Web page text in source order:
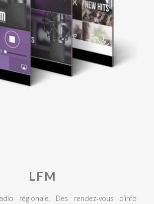
LFM
régionale. Des rendez-vous d’info